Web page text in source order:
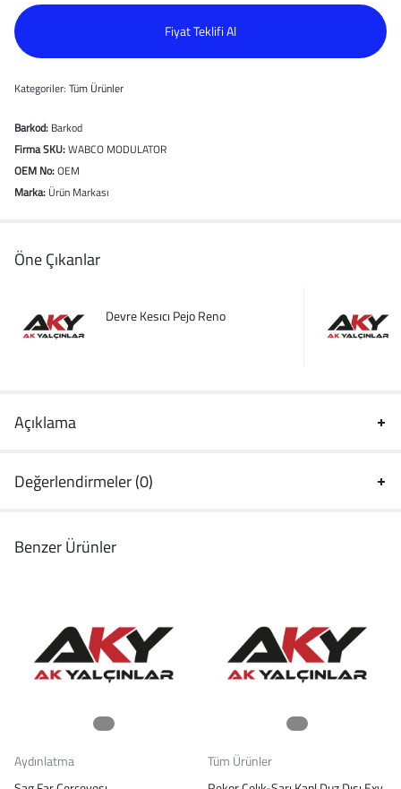
Fiyat Teklifi Al
Kategoriler: Tüm Ürünler
Barkod: Barkod
Firma SKU:WABCO MODULATOR
OEM No:OEM
Marka: Ürün Markası
Öne Çıkanlar
Devre Kesıcı Pejo Reno
Açıklama
Değerlendirmeler (0)
Benzer Ürünler
Aydınlatma
Tüm Ürünler